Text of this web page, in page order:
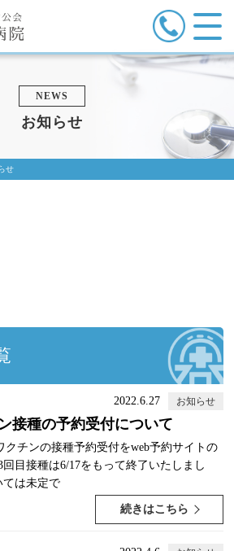
NEWS
お知らせ
せ
2022.6.27 お知らせ
接種の予約受付について
クチンの接種予約受付をweb予約サイトの
目接種は6/17をもって終了いたしまし
は未定で
続きはこちら